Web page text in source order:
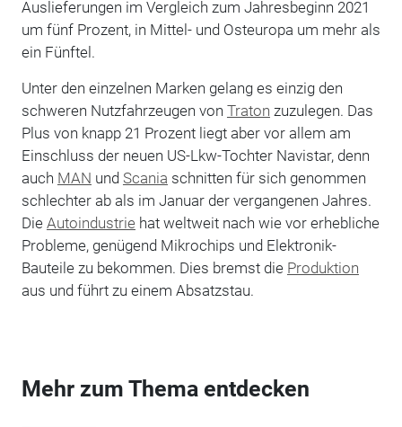
Auslieferungen im Vergleich zum Jahresbeginn 2021
um fünf Prozent, in Mittel- und Osteuropa um mehr als
ein Fünftel.
Unter den einzelnen Marken gelang es einzig den
schweren Nutzfahrzeugen von Traton zuzulegen. Das
Plus von knapp 21 Prozent liegt aber vor allem am
Einschluss der neuen US-Lkw-Tochter Navistar, denn
auch MAN und Scania schnitten für sich genommen
schlechter ab als im Januar der vergangenen Jahres.
Die Autoindustrie hat weltweit nach wie vor erhebliche
Probleme, genügend Mikrochips und Elektronik-
Bauteile zu bekommen. Dies bremst die Produktion
aus und führt zu einem Absatzstau.
Mehr zum Thema entdecken